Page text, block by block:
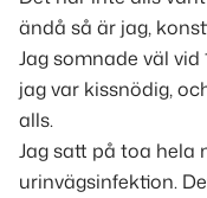
ändå så är jag,
Jag somnade väl
jag var kissnödig,
alls.
Jag satt på toa hela
urinvägsinfektion.